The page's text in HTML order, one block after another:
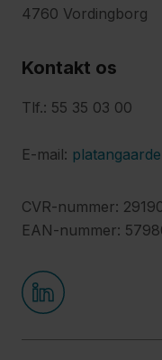
4760 Vordingborg
Kontakt os
Tlf.: 55 35 03 00
E-mail:
CVR-nummer:
EAN-nummer: